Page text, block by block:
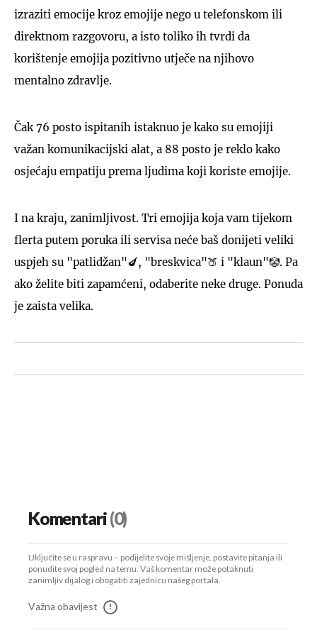
izraziti emocije kroz emojije nego u telefonskom ili
direktnom razgovoru, a isto toliko ih tvrdi da
korištenje emojija pozitivno utječe na njihovo
mentalno zdravlje.
Čak 76 posto ispitanih istaknuo je kako su emojiji
važan komunikacijski alat, a 88 posto je reklo kako
osjećaju empatiju prema ljudima koji koriste emojije.
I na kraju, zanimljivost. Tri emojija koja vam tijekom
flerta putem poruka ili servisa neće baš donijeti veliki
uspjeh su "patlidžan"🍆, "breskvica"🍑 i "klaun"🤡. Pa
ako želite biti zapamćeni, odaberite neke druge. Ponuda
je zaista velika.
Komentari(0)
Uključite se u raspravu – podijelite svoje mišljenje, postavite pitanja ili
ponudite svoj pogled na temu. Vaš komentar može potaknuti
zanimljiv dijalog i obogatiti zajednicu našeg portala.
Važna obavijest !